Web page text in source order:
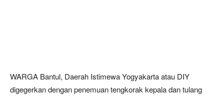
WARGA Bantul, Daerah Istimewa Yogyakarta atau DIY
digegerkan dengan penemuan tengkorak kepala dan tulang